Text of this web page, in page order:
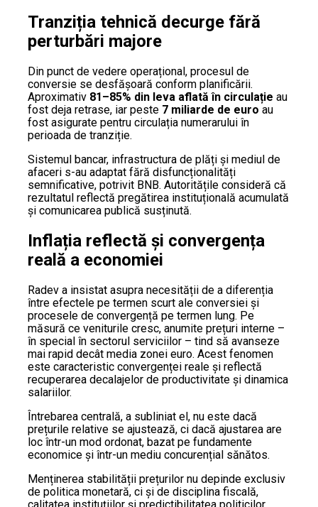
Tranziția tehnică decurge fără
perturbări majore
Din punct de vedere operațional, procesul de
conversie se desfășoară conform planificării.
Aproximativ 81–85% din leva aflată în circulație au
fost deja retrase, iar peste 7 miliarde de euro au
fost asigurate pentru circulația numerarului în
perioada de tranziție.
Sistemul bancar, infrastructura de plăți și mediul de
afaceri s-au adaptat fără disfuncționalități
semnificative, potrivit BNB. Autoritățile consideră că
rezultatul reflectă pregătirea instituțională acumulată
și comunicarea publică susținută.
Inflația reflectă și convergența
reală a economiei
Radev a insistat asupra necesității de a diferenția
între efectele pe termen scurt ale conversiei și
procesele de convergență pe termen lung. Pe
măsură ce veniturile cresc, anumite prețuri interne –
în special în sectorul serviciilor – tind să avanseze
mai rapid decât media zonei euro. Acest fenomen
este caracteristic convergenței reale și reflectă
recuperarea decalajelor de productivitate și dinamica
salariilor.
Întrebarea centrală, a subliniat el, nu este dacă
prețurile relative se ajustează, ci dacă ajustarea are
loc într-un mod ordonat, bazat pe fundamente
economice și într-un mediu concurențial sănătos.
Menținerea stabilității prețurilor nu depinde exclusiv
de politica monetară, ci și de disciplina fiscală,